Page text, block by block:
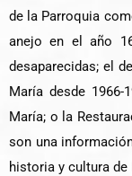
de la Parroquia
anejo en el año
desaparecidas; el
María desde
María; o la
son una
historia y cultura de